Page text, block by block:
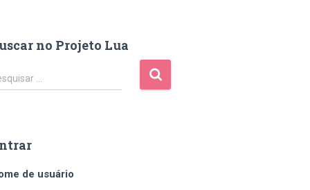
no Projeto Lua
…
de usuário